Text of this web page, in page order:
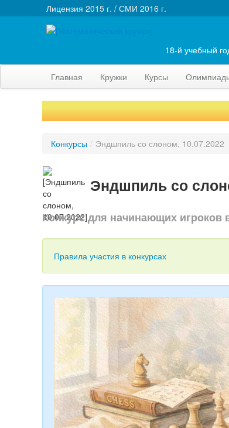
Лицензия 2015 г. / СМИ 2016 г.
18-й учебный
Главная Кружки Курсы
Конкурсы / Эндшпиль со слоном, 10.07.2022
Эндшпиль со
Конкурс для начинающих игроков
Правила участия в конкурсах